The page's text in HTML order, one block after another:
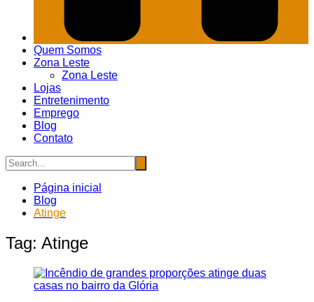
Quem Somos
Zona Leste
Zona Leste
Lojas
Entretenimento
Emprego
Blog
Contato
Página inicial
Blog
Atinge
Tag: Atinge